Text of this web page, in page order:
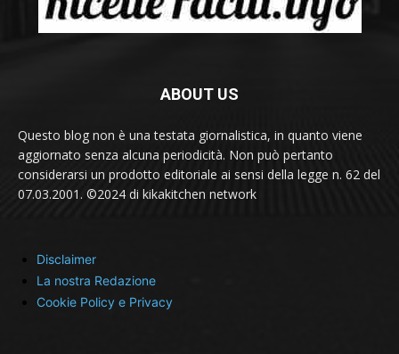
ABOUT US
Questo blog non è una testata giornalistica, in quanto viene
aggiornato senza alcuna periodicità. Non può pertanto
considerarsi un prodotto editoriale ai sensi della legge n. 62 del
07.03.2001. ©2024 di kikakitchen network
Disclaimer
La nostra Redazione
Cookie Policy e Privacy